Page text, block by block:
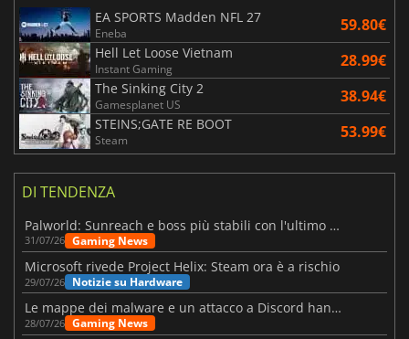
EA SPORTS Madden NFL 27
Eneba 59.80€
Hell Let Loose Vietnam
Instant Gaming 28.99€
The Sinking City 2
Gamesplanet US 38.94€
STEINS;GATE RE BOOT
Steam 53.99€
DI TENDENZA
Palworld: Sunreach e boss più stabili con l'ultimo update
31/07/26 Gaming News
Microsoft rivede Project Helix: Steam ora è a rischio
29/07/26 Notizie su Hardware
Le mappe dei malware e un attacco a Discord hanno colpito Meccha Chameleon
28/07/26 Gaming News